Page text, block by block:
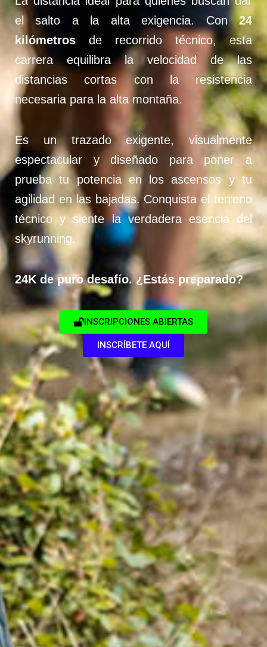
el salto a la alta exigencia. Con24
kilómetros de recorrido técnico, esta
carrera equilibra la velocidad de las
distancias cortas con la resistencia
necesaria para la alta montaña.
Es un trazado exigente, visualmente
espectacular y diseñado para poner a
prueba tu potencia en los ascensos y tu
agilidad en las bajadas. Conquista el terreno
técnico y siente la verdadera esencia del
skyrunning.
24K de puro desafío. ¿Estás preparado?
INSCRIPCIONES ABIERTAS
INSCRÍBETE AQUÍ